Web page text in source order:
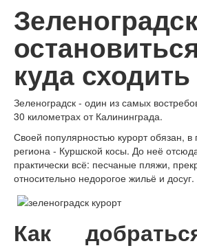
куда сходить
Зеленоградск - один из самых
30 километрах от Калининграда.
Своей популярностью курорт обязан,
региона - Куршской косы. До неё
практически всё: песчаные пляжи,
относительно недорогое жильё и
Как